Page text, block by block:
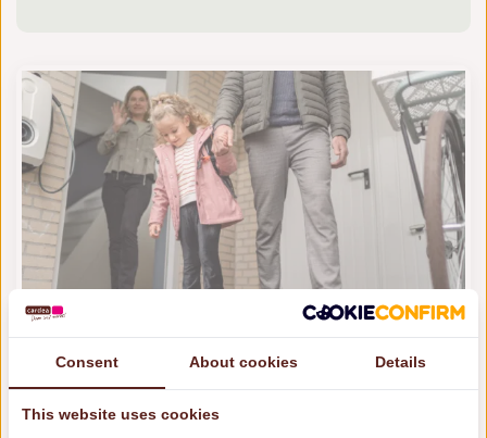
Kind en complexe scheiding
Bij de afdeling Kind en Complexe Scheiding
Consent About cookies Details
This website uses cookies